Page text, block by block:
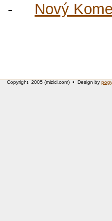
- Nový
Copyright, 2005 (mizici.com) • Design by